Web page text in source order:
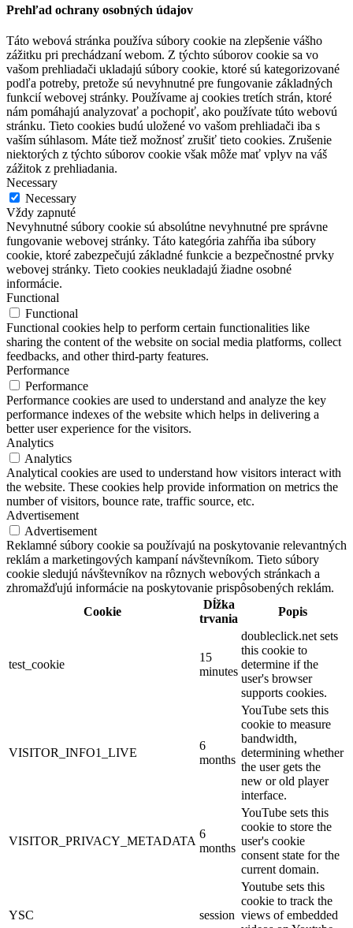
Prehľad ochrany osobných údajov
Táto webová stránka používa súbory cookie na zlepšenie vášho
zážitku pri prechádzaní webom. Z týchto súborov cookie sa vo
vašom prehliadači ukladajú súbory cookie, ktoré sú kategorizované
podľa potreby, pretože sú nevyhnutné pre fungovanie základných
funkcií webovej stránky. Používame aj cookies tretích strán, ktoré
nám pomáhajú analyzovať a pochopiť, ako používate túto webovú
stránku. Tieto cookies budú uložené vo vašom prehliadači iba s
vaším súhlasom. Máte tiež možnosť zrušiť tieto cookies. Zrušenie
niektorých z týchto súborov cookie však môže mať vplyv na váš
zážitok z prehliadania.
Necessary
Necessary
Vždy zapnuté
Nevyhnutné súbory cookie sú absolútne nevyhnutné pre správne
fungovanie webovej stránky. Táto kategória zahŕňa iba súbory
cookie, ktoré zabezpečujú základné funkcie a bezpečnostné prvky
webovej stránky. Tieto cookies neukladajú žiadne osobné
informácie.
Functional
Functional
Functional cookies help to perform certain functionalities like
sharing the content of the website on social media platforms, collect
feedbacks, and other third-party features.
Performance
Performance
Performance cookies are used to understand and analyze the key
performance indexes of the website which helps in delivering a
better user experience for the visitors.
Analytics
Analytics
Analytical cookies are used to understand how visitors interact with
the website. These cookies help provide information on metrics the
number of visitors, bounce rate, traffic source, etc.
Advertisement
Advertisement
Reklamné súbory cookie sa používajú na poskytovanie relevantných
reklám a marketingových kampaní návštevníkom. Tieto súbory
cookie sledujú návštevníkov na rôznych webových stránkach a
zhromažďujú informácie na poskytovanie prispôsobených reklám.
Cookie
Dĺžka
trvania
Popis
test_cookie
15
minutes
doubleclick.net sets
this cookie to
determine if the
user's browser
supports cookies.
VISITOR_INFO1_LIVE
6
months
YouTube sets this
cookie to measure
bandwidth,
determining whether
the user gets the
new or old player
interface.
VISITOR_PRIVACY_METADATA
6
months
YouTube sets this
cookie to store the
user's cookie
consent state for the
current domain.
YSC session
Youtube sets this
cookie to track the
views of embedded